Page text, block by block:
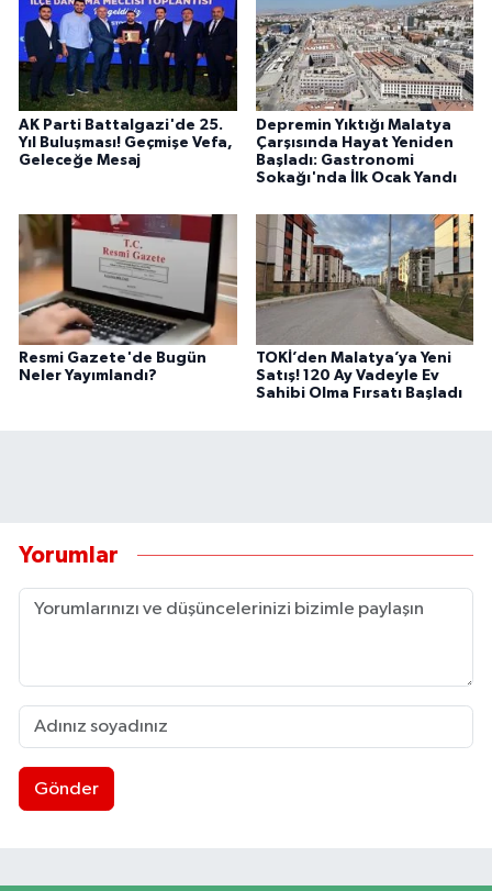
AK Parti Battalgazi'de 25.
Yıl Buluşması! Geçmişe Vefa,
Geleceğe Mesaj
Depremin Yıktığı Malatya
Çarşısında Hayat Yeniden
Başladı: Gastronomi
Sokağı'nda İlk Ocak Yandı
Resmi Gazete'de Bugün
Neler Yayımlandı?
TOKİ’den Malatya’ya Yeni
Satış! 120 Ay Vadeyle Ev
Sahibi Olma Fırsatı Başladı
Yorumlar
Gönder